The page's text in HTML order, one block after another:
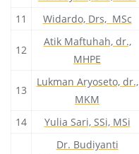
11 Widardo, Drs, MSc
12
Atik Maftuhah, dr.,
MHPE
13
Lukman Aryoseto, dr.,
MKM
14 Yulia Sari, SSi, MSi
Dr. Budiyanti